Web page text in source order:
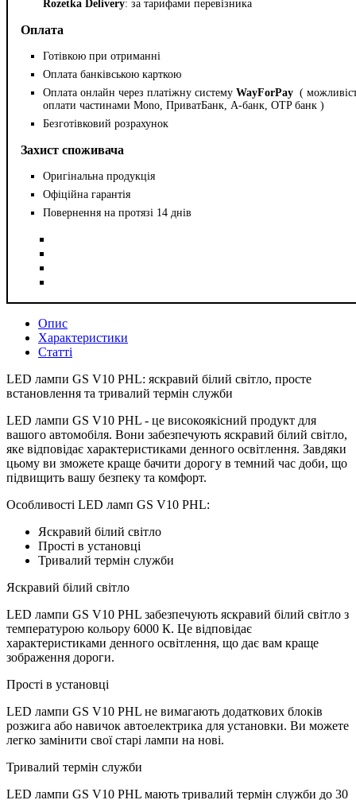
Rozetka Delivery: за тарифами перевізника
Оплата
Готівкою при отриманні
Оплата банківською карткою
Оплата онлайн через платіжну систему WayForPay (
оплати частинами Mono, ПриватБанк, А-банк, OTP банк )
Безготівковий розрахунок
Захист споживача
Оригінальна продукція
Офіційна гарантія
Повернення на протязі 14 днів
Опис
Характеристики
Статті
LED лампи GS V10 PHL: яскравий білий світло, просте
встановлення та тривалий термін служби
LED лампи GS V10 PHL - це високоякісний продукт для
вашого автомобіля. Вони забезпечують яскравий білий світло,
яке відповідає характеристиками денного освітлення. Завдяки
цьому ви зможете краще бачити дорогу в темний час доби, що
підвищить вашу безпеку та комфорт.
Особливості LED ламп GS V10 PHL:
Яскравий білий світло
Прості в установці
Тривалий термін служби
Яскравий білий світло
LED лампи GS V10 PHL забезпечують яскравий білий світло з
температурою кольору 6000 К. Це відповідає
характеристиками денного освітлення, що дає вам краще
зображення дороги.
Прості в установці
LED лампи GS V10 PHL не вимагають додаткових блоків
розжига або навичок автоелектрика для установки. Ви можете
легко замінити свої старі лампи на нові.
Тривалий термін служби
LED лампи GS V10 PHL мають тривалий термін служби до 30